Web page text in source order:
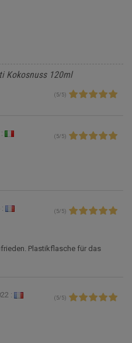
Kokosnuss 120ml
( 5/ 5)
( 5/ 5)
( 5/ 5)
Plastikflasche für das
: ( 5/ 5)